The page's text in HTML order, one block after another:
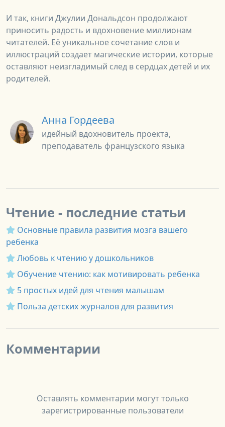
И так, книги Джулии Дональдсон продолжают
приносить радость и вдохновение миллионам
читателей. Её уникальное сочетание слов и
иллюстраций создает магические истории, которые
оставляют неизгладимый след в сердцах детей и их
родителей.
Анна Гордеева
идейный вдохновитель проекта,
преподаватель французского языка
Чтение - последние статьи
Основные правила развития мозга вашего
ребенка
Любовь к чтению у дошкольников
Обучение чтению: как мотивировать ребенка
5 простых идей для чтения малышам
Польза детских журналов для развития
Комментарии
Оставлять комментарии могут только
зарегистрированные пользователи